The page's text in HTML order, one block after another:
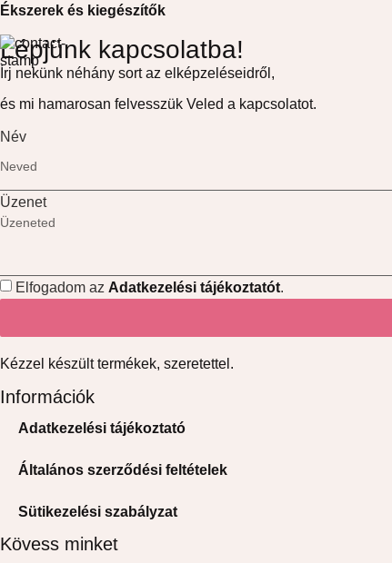
Ékszerek és kiegészítők
Lépjünk kapcsolatba!
Írj nekünk néhány sort az elképzeléseidről,
és mi hamarosan felvesszük Veled a kapcsolatot.
Név
Üzenet
Elfogadom az Adatkezelési tájékoztatót.
Kézzel készült termékek, szeretettel.
Információk
Adatkezelési tájékoztató
Általános szerződési feltételek
Sütikezelési szabályzat
Kövess minket